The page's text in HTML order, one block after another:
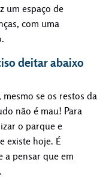
um espaço de
com uma
deitar abaixo
se os restos da
não é mau! Para
o parque e
existe hoje. É
a pensar que em